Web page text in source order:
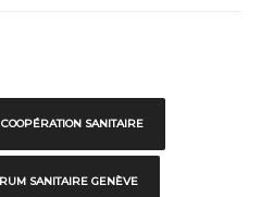
COOPÉRATION SANITAIRE
SANITAIRE GENÈVE